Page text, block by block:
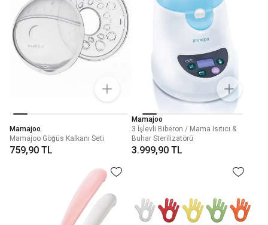
Mamajoo
Mamajoo Göğüs Kalkanı Seti
759,90 TL
Mamajoo
3 İşlevli Biberon / Mama Isıtıcı &
Buhar Sterilizatörü
3.999,90 TL